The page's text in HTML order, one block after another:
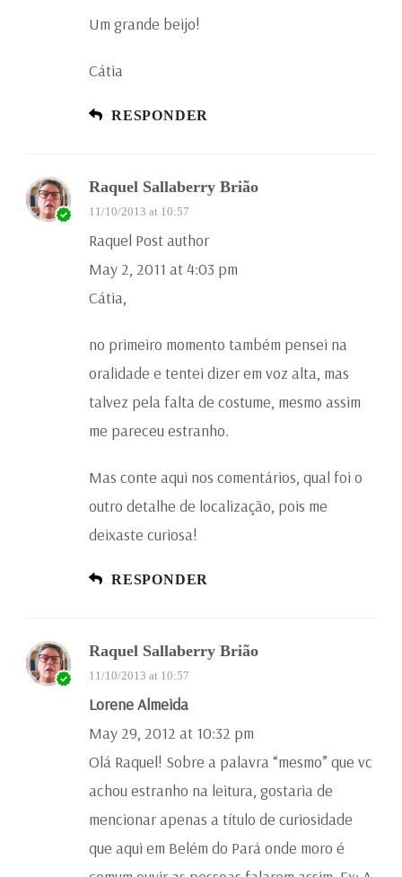
Um grande beijo!
Cátia
RESPONDER
Raquel Sallaberry Brião
11/10/2013 at 10:57
Raquel Post author
May 2, 2011 at 4:03 pm
Cátia,
no primeiro momento também pensei na
oralidade e tentei dizer em voz alta, mas
talvez pela falta de costume, mesmo assim
me pareceu estranho.
Mas conte aqui nos comentários, qual foi o
outro detalhe de localização, pois me
deixaste curiosa!
RESPONDER
Raquel Sallaberry Brião
11/10/2013 at 10:57
Lorene Almeida
May 29, 2012 at 10:32 pm
Olá Raquel! Sobre a palavra “mesmo” que vc
achou estranho na leitura, gostaria de
mencionar apenas a título de curiosidade
que aqui em Belém do Pará onde moro é